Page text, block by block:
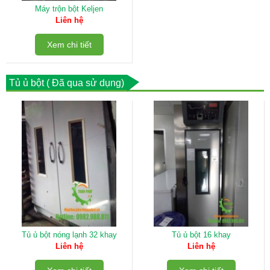
Máy trộn bột Keljen
Liên hệ
Xem chi tiết
Tủ ủ bột ( Đã qua sử dụng)
Tủ ủ bột nóng lạnh 32 khay
Liên hệ
Tủ ủ bột 16 khay
Liên hệ